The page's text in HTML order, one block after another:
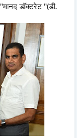
"मानद डॉक्टरेट "(डी.